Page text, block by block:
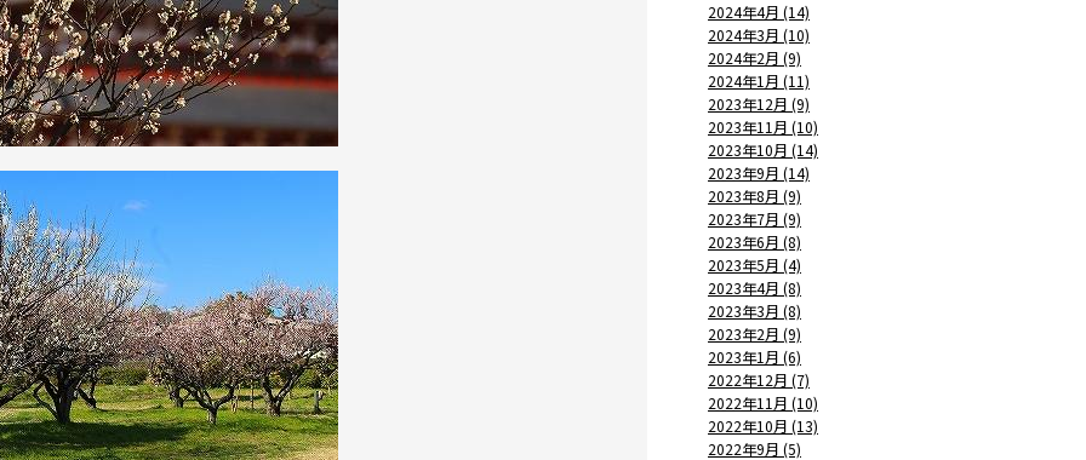
2024年4月 (14)
2024年3月 (10)
2024年2月 (9)
2024年1月 (11)
2023年12月 (9)
2023年11月 (10)
2023年10月 (14)
2023年9月 (14)
2023年8月 (9)
2023年7月 (9)
2023年6月 (8)
2023年5月 (4)
2023年4月 (8)
2023年3月 (8)
2023年2月 (9)
2023年1月 (6)
2022年12月 (7)
2022年11月 (10)
2022年10月 (13)
2022年9月 (5)